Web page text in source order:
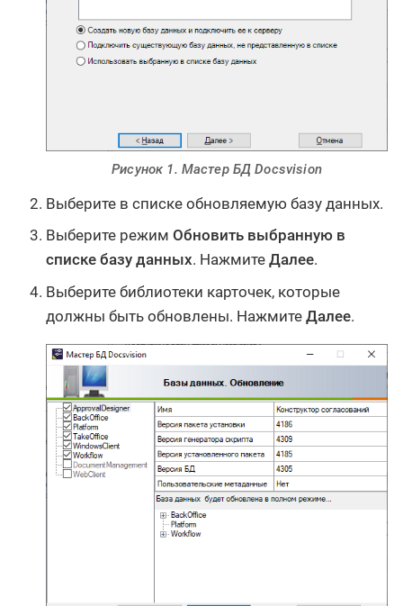
Рисунок 1. Мастер БД Docsvision
Выберите в списке обновляемую базу данных.
Выберите режим Обновить выбранную в
списке базу данных. Нажмите Далее.
Выберите библиотеки карточек, которые
должны быть обновлены. Нажмите Далее.